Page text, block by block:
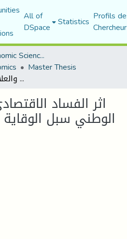
All of
DSpace Statistics Profils
Faculty of Economic Sciences, Commerce and Management Sciences
Master Thesis
اثر الفساد الاقتصادي علي الاقتصاد الوطني سبل الوقاية والعلاج -دراسة حالة الجزائر
اثر الفساد
الوطني سبل